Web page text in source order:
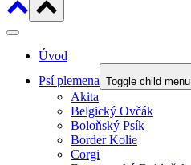
Úvod
Psí plemena Toggle child menu
Akita
Belgický Ovčák
Boloňský Psík
Border Kolie
Corgi